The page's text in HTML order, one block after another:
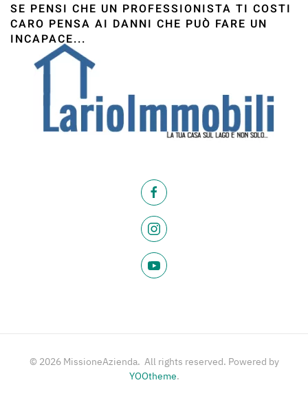
SE PENSI CHE UN PROFESSIONISTA TI COSTI
CARO PENSA AI DANNI CHE PUÒ FARE UN
INCAPACE...
© 2026MissioneAzienda. All rights reserved. Powered by
YOOtheme.